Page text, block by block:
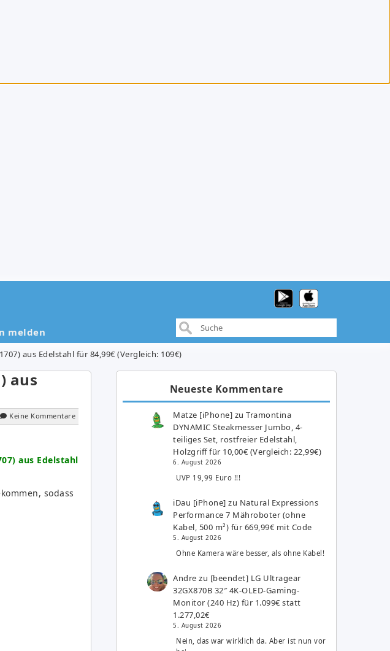
melden
aus Edelstahl für 84,99€ (Vergleich: 109€)
aus
Keine Kommentare
aus Edelstahl
sodass
Neueste Kommentare
Matze [iPhone] zuTramontina
DYNAMIC Steakmesser Jumbo, 4-
teiliges Set, rostfreier Edelstahl,
Holzgriff für 10,00€ (Vergleich: 22,99€)
6. August 2026
UVP 19,99 Euro !!!
iDau [iPhone] zu Natural Expressions
Performance 7 Mähroboter (ohne
Kabel, 500 m²) für 669,99€ mit Code
5. August 2026
Ohne Kamera wäre besser, als ohne Kabel!
Andre zu [beendet] LG Ultragear
32GX870B 32″ 4K-OLED-Gaming-
Monitor (240 Hz) für 1.099€ statt
1.277,02€
5. August 2026
Nein, das war wirklich da. Aber ist nun vor